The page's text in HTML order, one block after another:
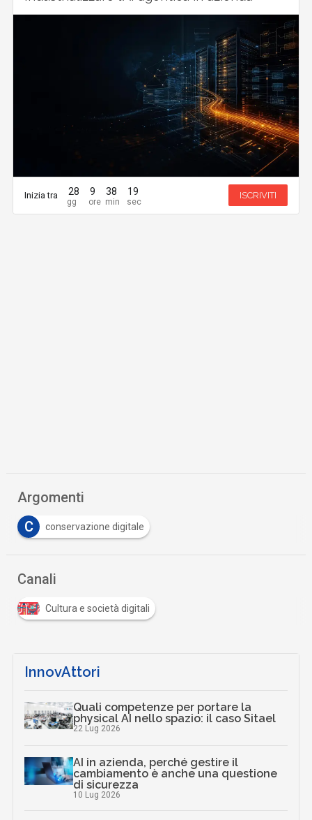
Inizia tra 28 9 38 19 ISCRIVITI
Argomenti
C
conservazione digitale
Canali
Cultura e società digitali
InnovAttori
Quali competenze per portare la
physical AI nello spazio: il caso Sitael
22 Lug 2026
AI in azienda, perché gestire il
cambiamento è anche una questione
di sicurezza
10 Lug 2026